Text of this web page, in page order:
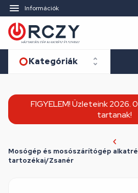
Információk
Kategóriák
FIGYELEM! Üzleteink 2026.
tartanak!
Mosógép és mosószárítógép
tartozékai/Zsanér